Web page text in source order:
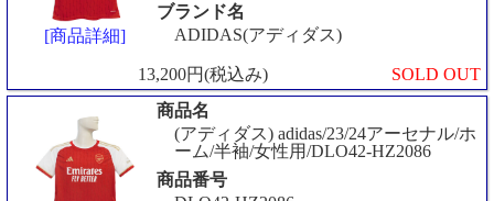
[商品詳細]
ブランド名
ADIDAS(アディダス)
13,200円(税込み) SOLD OUT
商品名
(アディダス) adidas/23/24アーセナル/ホ
ーム/半袖/女性用/DLO42-HZ2086
商品番号